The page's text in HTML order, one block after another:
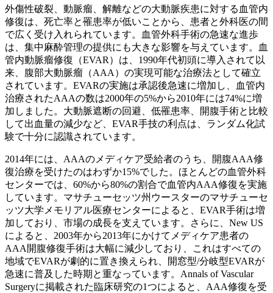
外傷性破裂、動脈瘤、解離などの大動脈疾患に対する血管内
修復は、死亡率と罹患率が低いことから、患者と外科医の間
で広く受け入れられています。血管外科手術の急速な進歩
は、集中麻酔管理の提供にも大きな影響を与えています。血
管内動脈瘤修復（EVAR）は、1990年代初頭に導入されて以
来、腹部大動脈瘤（AAA）の実現可能な治療法として確立
されています。EVARの実施は承認後急速に増加し、血管内
治療されたAAAの数は2000年の5%から2010年には74%に増
加しました。大動脈遮断の回避、低罹患率、開腹手術と比較
して出血量の減少など、EVAR手技の利点は、ランダム化試
験で十分に認識されています。
2014年には、AAAのメディケア受給者のうち、開腹AAA修
復治療を受けたのはわずか15%でした。ほとんどの血管外科
センターでは、60%から80%の割合で血管内AAA修復を実施
しています。マサチューセッツ州ウースターのマサチューセ
ッツ大学メモリアル医療センターによると、EVAR手術は増
加しており、市場の成長を支えています。さらに、New US
によると、2003年から2013年にかけてメディケア患者の
AAA開腹修復手術は大幅に減少しており、これはすべての
地域でEVARが劇的に置き換えられ、開窓型/分岐型EVARが
急速に普及した時期と重なっています。Annals of Vascular
Surgeryに掲載された臨床研究の1つによると、AAA修復を受